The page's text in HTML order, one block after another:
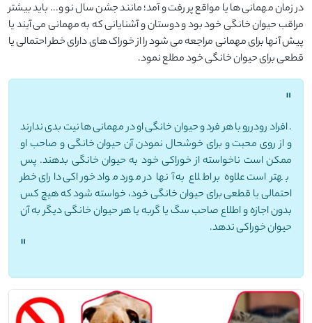
در زمان مهمانی ها یا مواقع پر رفت و آمد؛ مانند جشن سال نو و... باید بیشتر
مراقب حیوان خانگی خود بود و دوستان و آشنایانی که به مهمانی می آیند یا
پیش آنها برای مهمانی مراجعه می شود را از خوراک های دارای خطر احتمالی یا
قطعی برای حیوان خانگی خود مطلع نمود.
"
. افراد رودررو با هر فرد و حیوان خانگی او در مهمانی ها نیت بدی ندارند
و از روی محبت و برای خوشحال نمودن آن حیوان خانگی و صاحب او
ممکن است ناخواسته از خوراکی خود به حیوان خانگی بدهند. پس
بهتر است علاوه بر اطلاع به آنها در مورد مواد خوراکی دارای خطر
احتمالی یا قطعی برای حیوان خانگی خود، خواسته شود که هیچ کس
بدون اجازه و اطلاع صاحب سگ یا گربه یا هر حیوان خانگی دیگر به آن
حیوان خوراکی ندهد.
"